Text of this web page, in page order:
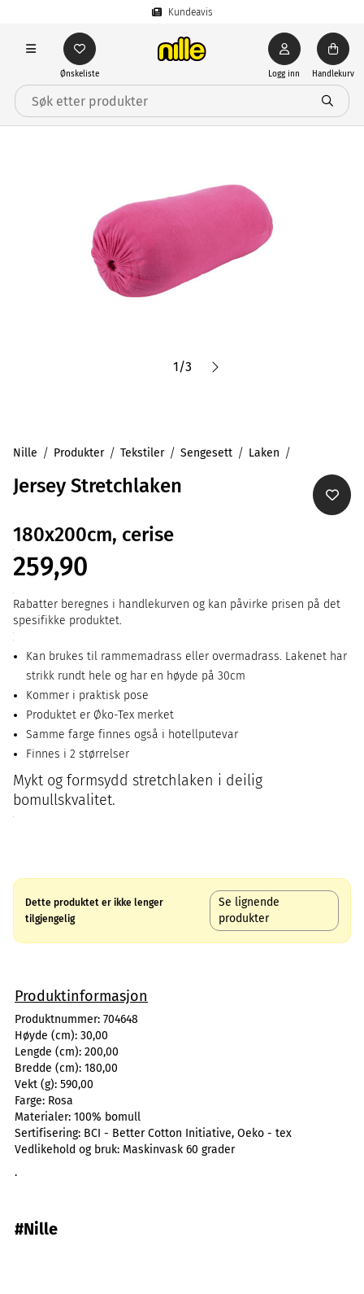
Kundeavis
Ønskeliste Logg inn Handlekurv
1/3
Nille Produkter Tekstiler Sengesett Laken
Jersey Stretchlaken
180x200cm, cerise
259,90
Rabatter beregnes i handlekurven og kan påvirke prisen på det
spesifikke produktet.
Kan brukes til rammemadrass eller overmadrass. Lakenet har
strikk rundt hele og har en høyde på 30cm
Kommer i praktisk pose
Produktet er Øko-Tex merket
Samme farge finnes også i hotellputevar
Finnes i 2 størrelser
Mykt og formsydd stretchlaken i deilig
bomullskvalitet.
Dette produktet er ikke lenger
tilgjengelig
Se lignende
produkter
Produktinformasjon
Produktnummer: 704648
Høyde (cm): 30,00
Lengde (cm): 200,00
Bredde (cm): 180,00
Vekt (g): 590,00
Farge: Rosa
Materialer: 100% bomull
Sertifisering: BCI - Better Cotton Initiative, Oeko - tex
Vedlikehold og bruk: Maskinvask 60 grader
.
#Nille